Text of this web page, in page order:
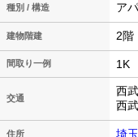
種別 / 構造 ア
建物階建 2階
間取り一例 1K
交通
西
西
住所 埼